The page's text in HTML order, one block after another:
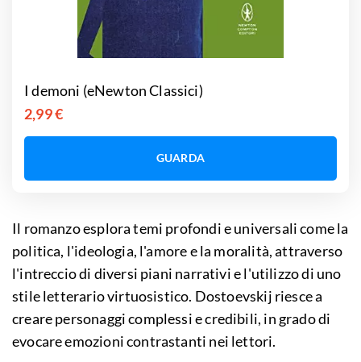
I demoni (eNewton Classici)
2,99 €
GUARDA
Il romanzo esplora temi profondi e universali come la
politica, l'ideologia, l'amore e la moralità, attraverso
l'intreccio di diversi piani narrativi e l'utilizzo di uno
stile letterario virtuosistico. Dostoevskij riesce a
creare personaggi complessi e credibili, in grado di
evocare emozioni contrastanti nei lettori.